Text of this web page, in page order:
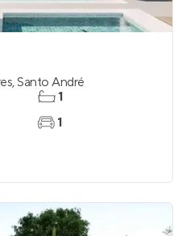
,Santo André
1
1